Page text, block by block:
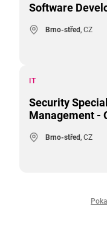
Software
Brno-střed, CZ
IT
Security
Management -
Brno-střed, CZ